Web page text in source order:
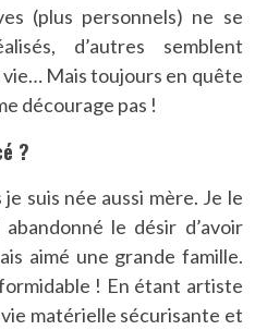
(plus personnels) ne se
d’autres semblent
Mais toujours en quête
décourage pas !
?
suis née aussi mère. Je le
abandonné le désir d’avoir
aimé une grande famille.
! En étant artiste
vie matérielle sécurisante et